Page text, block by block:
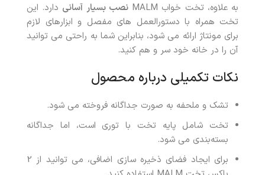
به علاوه، تخت خواب MALM
نصب بسیار آسانی دارد. این
تخت همراه با دستورالعمل های مفصل و ابزارهای لازم
برای مونتاژ ارائه می شود، بنابراین شما به راحتی می توانید
آن را در خانه خود سر و هم کنید.
نکات تکمیلی درباره محصول
تشک و ملحفه به صورت جداگانه فروخته می شود.
تخت شامل پایه تخت با توری است، اما جداگانه
بسته‌بندی می شود.
برای ایجاد فضای ذخیره سازی اضافی، می توانید از 2